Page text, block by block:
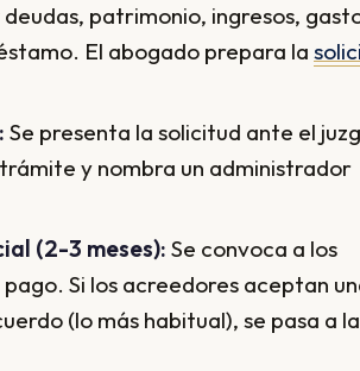
patrimonio, ingresos,
El abogado prepara la
Se presenta la solicitud ante el
y nombra un administrador
(2-3 meses): Se convoca a los
Si los acreedores aceptan
(lo más habitual), se pasa a la